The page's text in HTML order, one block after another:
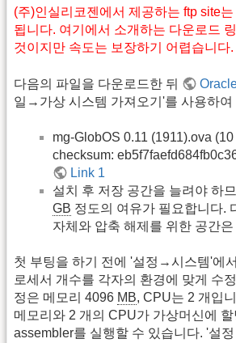
(주)인실리코젠에서 제공하는 ftp site
됩니다. 여기에서 소개하는 다운로드
것이지만 속도는 보장하기 어렵습니다.
다음의 파일을 다운로드한 뒤
일→가상 시스템 가져오기'를 사용하여
mg-GlobOS 0.11 (1911).ova (10
checksum:
Link 1
설치 후 저장 공간을 늘려야 하
GB 정도의 여유가 필요합니다.
자체와 압축 해제를 위한 공간
첫 부팅을 하기 전에 '설정→시스템'에
로세서 개수를 각자의 환경에 맞게 수
정은 메모리 4096 MB, CPU는 2 개입
메모리와 2 개의 CPU가 가상머신에
assembler를 실행할 수 있습니다. '설